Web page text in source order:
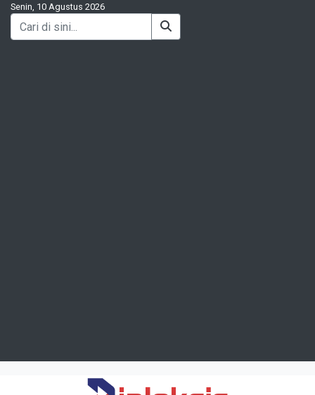
Senin, 10 Agustus 2026